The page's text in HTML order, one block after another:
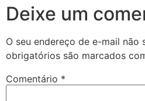
Deixe um
O seu endereço de e-mail não
obrigatórios são marcados
Comentário *